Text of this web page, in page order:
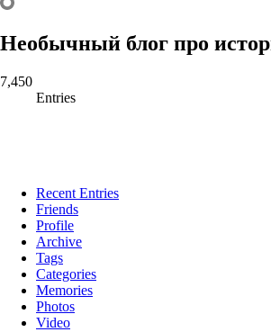
Необычный блог про
7,450
Entries
Recent Entries
Friends
Profile
Archive
Tags
Categories
Memories
Photos
Video